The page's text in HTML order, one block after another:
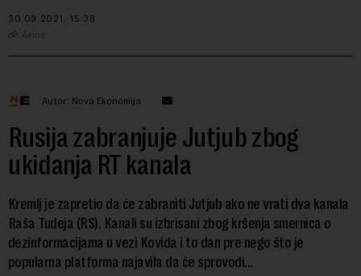
30.09.2021. 15:38
Axios
Autor: Nova Ekonomija
Rusija zabranjuje Jutjub zbog
ukidanja RT kanala
Kremlj je zapretio da će zabraniti Jutjub ako ne vrati dva kanala
Raša Tudeja (RS). Kanali su izbrisani zbog kršenja smernica o
dezinformacijama u vezi Kovida i to dan pre nego što je
popularna platforma najavila da će sprovodi...